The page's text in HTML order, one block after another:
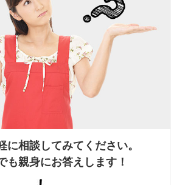
に相談してみてください。
も親身にお答えします！